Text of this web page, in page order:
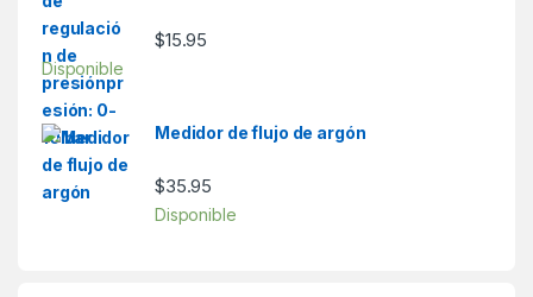
$15.95
Disponible
Medidor de flujo de argón
$35.95
Disponible